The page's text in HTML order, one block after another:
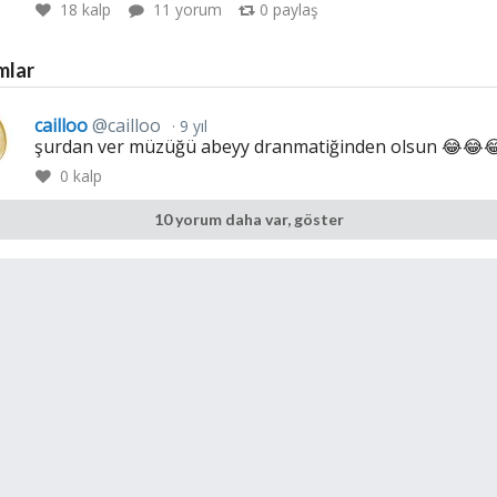
18 kalp 11 yorum 0 paylaş
cailloo@cailloo 9 yıl
şurdan ver müzüğü abeyy dranmatiğinden olsun
0 kalp
10 yorum daha var, göster